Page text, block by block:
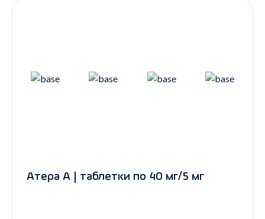
Атера А | таблетки по 40 мг/5 мг